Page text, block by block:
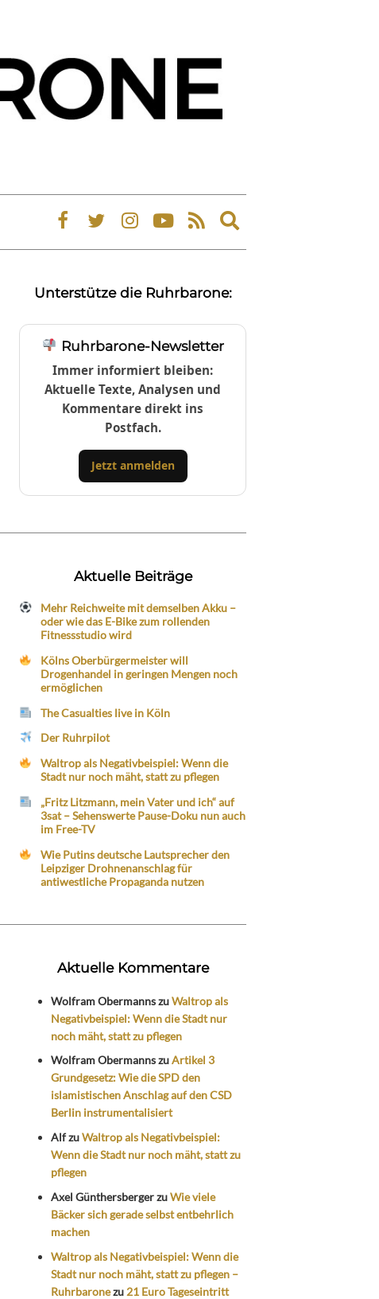
Expand
search
Unterstütze die Ruhrbarone:
Ruhrbarone-Newsletter
Immer informiert bleiben:
Aktuelle Texte, Analysen und
Kommentare direkt ins
Postfach.
Jetzt anmelden
Aktuelle Beiträge
Mehr Reichweite mit demselben Akku –
oder wie das E-Bike zum rollenden
Fitnessstudio wird
Kölns Oberbürgermeister will
Drogenhandel in geringen Mengen noch
ermöglichen
The Casualties live in Köln
Der Ruhrpilot
Waltrop als Negativbeispiel: Wenn die
Stadt nur noch mäht, statt zu pflegen
„Fritz Litzmann, mein Vater und ich“ auf
3sat – Sehenswerte Pause-Doku nun auch
im Free-TV
Wie Putins deutsche Lautsprecher den
Leipziger Drohnenanschlag für
antiwestliche Propaganda nutzen
Aktuelle Kommentare
Wolfram ObermannszuWaltrop als
Negativbeispiel: Wenn die Stadt nur
noch mäht, statt zu pflegen
Wolfram ObermannszuArtikel 3
Grundgesetz: Wie die SPD den
islamistischen Anschlag auf den CSD
Berlin instrumentalisiert
AlfzuWaltrop als Negativbeispiel:
Wenn die Stadt nur noch mäht, statt zu
pflegen
Axel GünthersbergerzuWie viele
Bäcker sich gerade selbst entbehrlich
machen
Waltrop als Negativbeispiel: Wenn die
Stadt nur noch mäht, statt zu pflegen –
Ruhrbaronezu 21 Euro Tageseintritt